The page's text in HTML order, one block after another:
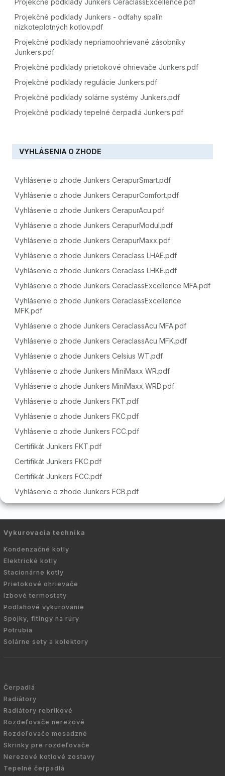
Projekčné podklady Junkers CeraclassExcellence.pdf
Projekčné podklady Junkers - odťahy spalín
nízkoteplotných kotlov.pdf
Projekčné podklady nepriamoohrievané zásobníky
Junkers.pdf
Projekčné podklady prietokové ohrievače Junkers.pdf
Projekčné podklady regulácie Junkers.pdf
Projekčné podklady solárne systémy Junkers.pdf
Projekčné podklady tepelné čerpadlá Junkers.pdf
VYHLÁSENIA O ZHODE
Vyhlásenie o zhode Junkers CerapurSmart.pdf
Vyhlásenie o zhode Junkers CerapurComfort.pdf
Vyhlásenie o zhode Junkers CerapurAcu.pdf
Vyhlásenie o zhode Junkers CerapurModul.pdf
Vyhlásenie o zhode Junkers CerapurMaxx.pdf
Vyhlásenie o zhode Junkers Ceraclass LHAE.pdf
Vyhlásenie o zhode Junkers Ceraclass LHKE.pdf
Vyhlásenie o zhode Junkers CeraclassExcellence MFA.pdf
Vyhlásenie o zhode Junkers CeraclassExcellence
MFK.pdf
Vyhlásenie o zhode Junkers CeraclassAcu MFA.pdf
Vyhlásenie o zhode Junkers CeraclassAcu MFK.pdf
Vyhlásenie o zhode Junkers Celsius WT.pdf
Vyhlásenie o zhode Junkers MiniMaxx WR.pdf
Vyhlásenie o zhode Junkers MiniMaxx WRD.pdf
Vyhlásenie o zhode Junkers FKT.pdf
Vyhlásenie o zhode Junkers FKC.pdf
Vyhlásenie o zhode Junkers FCC.pdf
Certifikát Junkers FKT.pdf
Certifikát Junkers FKC.pdf
Certifikát Junkers FCC.pdf
Vyhlásenie o zhode Junkers FCB.pdf
Vykurovacia technika
Kondenzačné kotly
Elektrické kotly
Stacionárne kotly
Prietokové ohrievače
Izbové termostaty
Podlahové vykurovanie
Spojky, fitingy na rúry
Potrubia
Solárne sety a kolektory
Čerpadlá
Radiátory
Radiátory rebríkové
Rozdeľovače nerezové
Rozdeľovače mosadzné
Skrinky pre rozdeľovače
Nerezové kotlové zostavy
Tepelné čerpadlá